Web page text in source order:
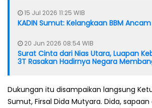
15 Jul 2026 11:25 WIB
KADIN Sumut: Kelangkaan BBM
20 Jun 2026 08:54 WIB
Surat Cinta dari Nias Utara, Luapan
3T Rasakan Hadirnya Negara
Dukungan itu disampaikan langsung
Sumut, Firsal Dida Mutyara. Dida,